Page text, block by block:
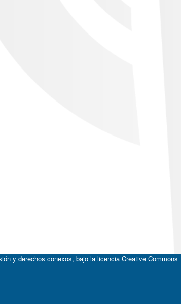
y derechos conexos, bajo la licencia Creative Commons